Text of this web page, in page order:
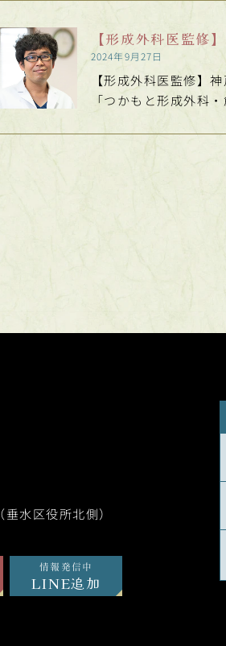
【形成外科医監修
2024年9月27日
【形成外科医監修】
「つかもと形成外科
水区役所北側）
情報発信中
LINE追加